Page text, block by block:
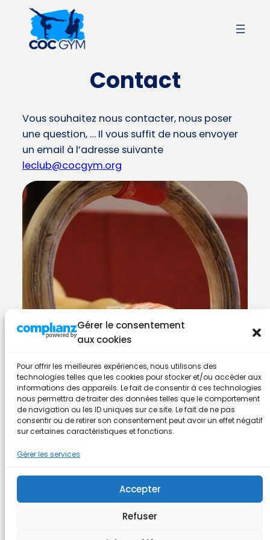
Gérer le consentement
aux cookies
Pour offrir les meilleures expériences, nous utilisons des
technologies telles que les cookies pour stocker et/ou accéder aux
informations des appareils. Le fait de consentir à ces technologies
nous permettra de traiter des données telles que le comportement
de navigation ou les ID uniques sur ce site. Le fait de ne pas
consentir ou de retirer son consentement peut avoir un effet négatif
sur certaines caractéristiques et fonctions.
Gérer les services
Accepter
Refuser
contenu
Contact
Vous souhaitez nous contacter, nous poser
une question, … Il vous suffit de nous envoyer
un email à l’adresse suivante
leclub@cocgym.org